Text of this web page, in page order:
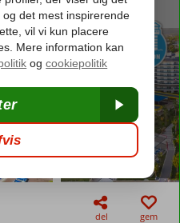
Hotel
del gem